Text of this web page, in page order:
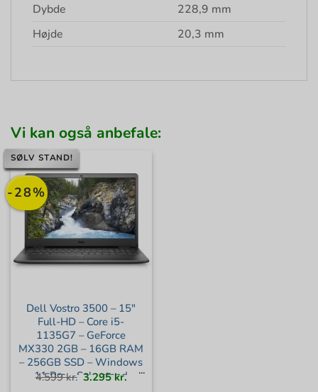
Dybde
228,9 mm
Højde
20,3 mm
Vi kan også anbefale:
-28%
SØLV STAND!
Dell Vostro 3500 – 15″
Full-HD – Core i5-
1135G7 – GeForce
MX330 2GB – 16GB RAM
– 256GB SSD – Windows
11 Pro – Sølv stand
4.599kr. Den
oprindelige
pris
3.295kr.Den